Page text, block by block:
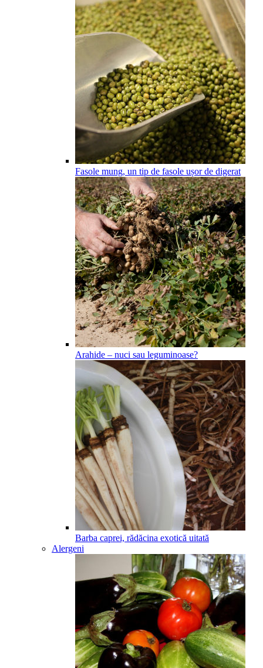
Fasole mung, un tip de fasole ușor de digerat
Arahide – nuci sau leguminoase?
Barba caprei, rădăcina exotică uitată
Alergeni